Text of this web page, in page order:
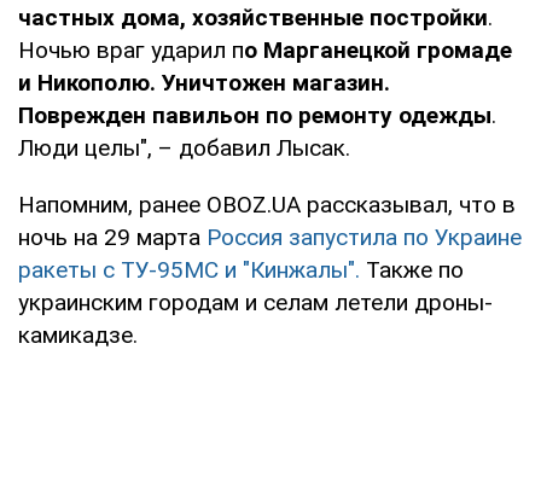
частных дома, хозяйственные постройки.
Ночью враг ударил по Марганецкой громаде
и Никополю. Уничтожен магазин.
Поврежден павильон по ремонту одежды.
Люди целы", – добавил Лысак.
Напомним, ранее OBOZ.UA рассказывал, что в
ночь на 29 марта Россия запустила по Украине
ракеты с ТУ-95МС и "Кинжалы". Также по
украинским городам и селам летели дроны-
камикадзе.